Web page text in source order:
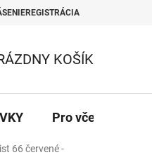
REGISTRÁCIA
KOŠÍK
Pro včelaře
66 červené -